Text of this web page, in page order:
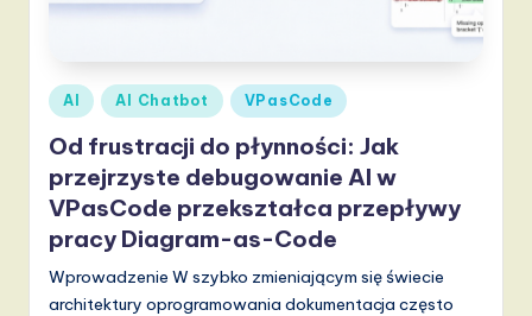
a
n
n
o
v
a
Posted
in
AI AI Chatbot VPasCode
Od frustracji do płynności: Jak
przejrzyste debugowanie AI w
VPasCode przekształca przepływy
pracy Diagram-as-Code
Wprowadzenie W szybko zmieniającym się świecie
architektury oprogramowania dokumentacja często